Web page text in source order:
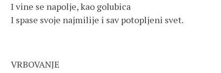
I vine se napolje, kao golubica
I spase svoje najmilije i sav potopljeni svet.
VRBOVANJE